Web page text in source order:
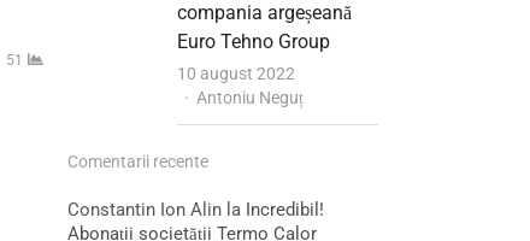
51
compania argeșeană
Euro Tehno Group
10 august 2022
Author
Antoniu Neguț
Comentarii recente
Constantin Ion Alin la Incredibil!
Abonații societății Termo Calor